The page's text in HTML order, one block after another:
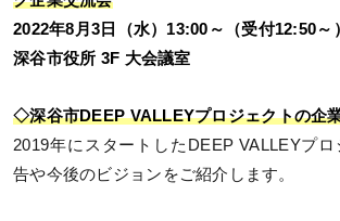
2022年8月3日（水）13:00～（受付12:50～）
深谷市役所 3F 大会議室
◇深谷市DEEP VALLEYプロジェクトの企
2019年にスタートしたDEEP VALLEYプ
告や今後のビジョンをご紹介します。